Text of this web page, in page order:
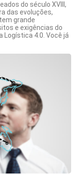
do século XVIII,
das evoluções,
grande
e exigências do
Logística 4.0 . Você já